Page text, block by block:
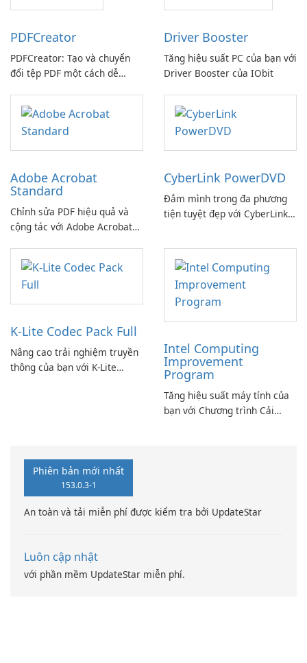
PDFCreator
PDFCreator: Tạo và chuyển
đổi tệp PDF một cách dễ
Driver Booster
Tăng hiệu suất PC của bạn với
Driver Booster của IObit
Adobe Acrobat
Standard
Chỉnh sửa PDF hiệu quả và
cộng tác với Adobe Acrobat
CyberLink PowerDVD
Đắm mình trong đa phương
tiện tuyệt đẹp với CyberLink
K-Lite Codec Pack Full
Nâng cao trải nghiệm truyền
thông của bạn với K-Lite
Intel Computing
Improvement
Program
Tăng hiệu suất máy tính của
bạn với Chương trình Cải
Phiên bản mới nhất
153.0.3-1
An toàn và tải miễn phí được kiểm tra bởi UpdateStar
Luôn cập nhật
với phần mềm UpdateStar miễn phí.